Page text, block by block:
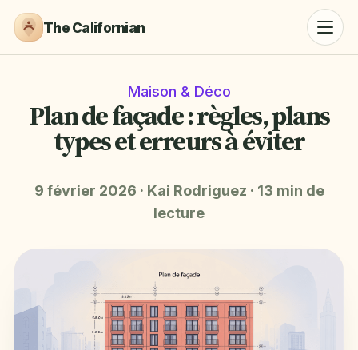
The Californian
Maison & Déco
Plan de façade : règles, plans
types et erreurs à éviter
9 février 2026 · Kai Rodriguez · 13 min de
lecture